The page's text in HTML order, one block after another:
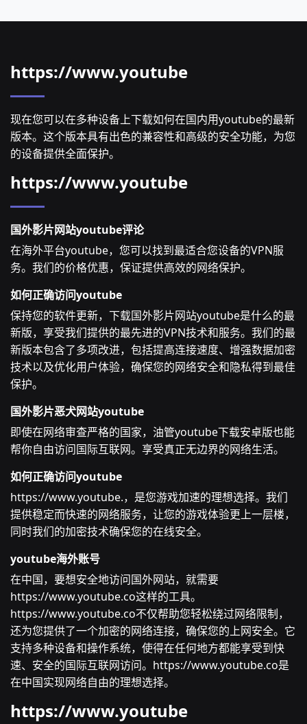
https://www.youtube
现在您可以在多种设备上下载如何在国内用youtube的最新
版本。这个版本具有出色的兼容性和高级的安全功能，为您
的设备提供全面保护。
https://www.youtube
国外影片网站youtube评论
在海外平台youtube，您可以找到最适合您设备的VPN服
务。我们的价格优惠，保证提供高效的网络保护。
如何正确访问youtube
保持您的软件更新，下载国外影片网站youtube是什么的最
新版，享受我们提供的最先进的VPN技术和服务。我们的最
新版本包含了多项改进，包括提高连接速度、增强数据加密
技术以及优化用户体验，确保您的网络安全和隐私得到最佳
保护。
国外影片恶犬网站youtube
即使在网络审查严格的国家，油管youtube下载安卓版也能
帮你自由访问国际互联网。享受真正无边界的网络生活。
如何正确访问youtube
https://www.youtube.，是您游戏加速的理想选择。我们
提供稳定而快速的网络服务，让您的游戏体验更上一层楼，
同时我们的加密技术确保您的在线安全。
youtube海外账号
在中国，要想安全地访问国外网站，就需要
https://www.youtube.co这样的工具。
https://www.youtube.co不仅帮助您轻松绕过网络限制，
还为您提供了一个加密的网络连接，确保您的上网安全。它
支持多种设备和操作系统，使得在任何地方都能享受到快
速、安全的国际互联网访问。https://www.youtube.co是
在中国实现网络自由的理想选择。
https://www.youtube